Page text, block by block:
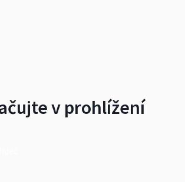
v prohlížení